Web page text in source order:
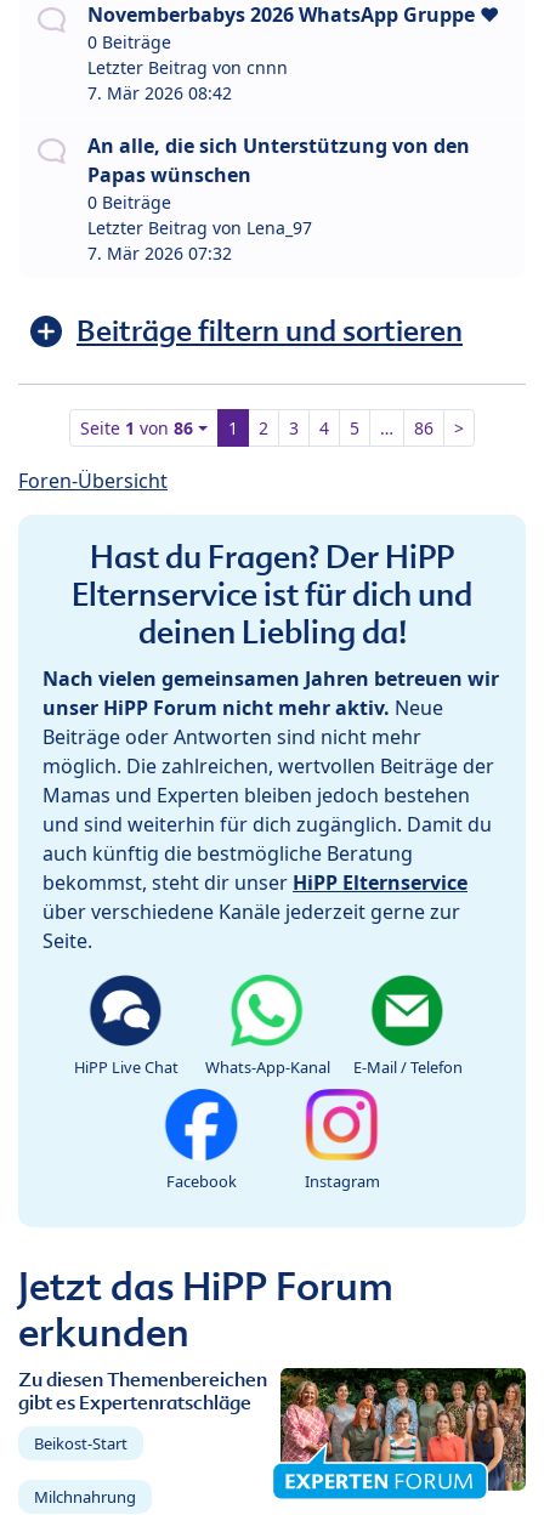
Novemberbabys 2026 WhatsApp Gruppe ❤️
0 Beiträge
Letzter Beitrag von cnnn
7. Mär 2026 08:42
An alle, die sich Unterstützung von den
Papas wünschen
0 Beiträge
Letzter Beitrag von Lena_97
7. Mär 2026 07:32
Beiträge filtern und sortieren
Seite 1 von86 1 2 3 4 5 … 86 >
Foren-Übersicht
Hast du Fragen? Der HiPP
Elternservice ist für dich und
deinen Liebling da!
Nach vielen gemeinsamen Jahren betreuen wir
unser HiPP Forum nicht mehr aktiv. Neue
Beiträge oder Antworten sind nicht mehr
möglich. Die zahlreichen, wertvollen Beiträge der
Mamas und Experten bleiben jedoch bestehen
und sind weiterhin für dich zugänglich. Damit du
auch künftig die bestmögliche Beratung
bekommst, steht dir unser HiPP Elternservice
über verschiedene Kanäle jederzeit gerne zur
Seite.
HiPP Live Chat Whats-App-Kanal E-Mail / Telefon
Facebook Instagram
Jetzt das HiPP Forum
erkunden
Zu diesen Themenbereichen
gibt es Expertenratschläge
Beikost-Start
Milchnahrung